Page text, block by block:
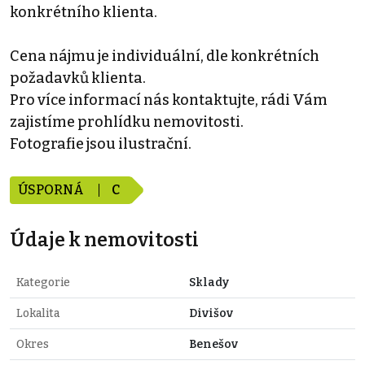
konkrétního klienta.
Cena nájmu je individuální, dle konkrétních
požadavků klienta.
Pro více informací nás kontaktujte, rádi Vám
zajistíme prohlídku nemovitosti.
Fotografie jsou ilustrační.
ÚSPORNÁ C
Údaje k nemovitosti
Kategorie Sklady
Lokalita Divišov
Okres Benešov